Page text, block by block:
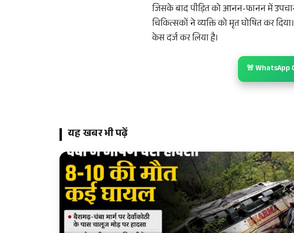
जिसके बाद पीड़ित को आनन-फानन में
चिकित्सकों ने व्यक्ति को मृत घोषित कर
केस दर्ज कर लिया है।
🚨
यह खबर भी पढ़ें